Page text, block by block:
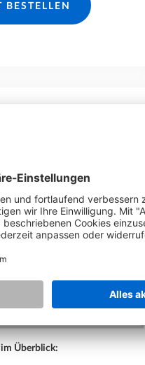
BESTELLEN
Überblick: